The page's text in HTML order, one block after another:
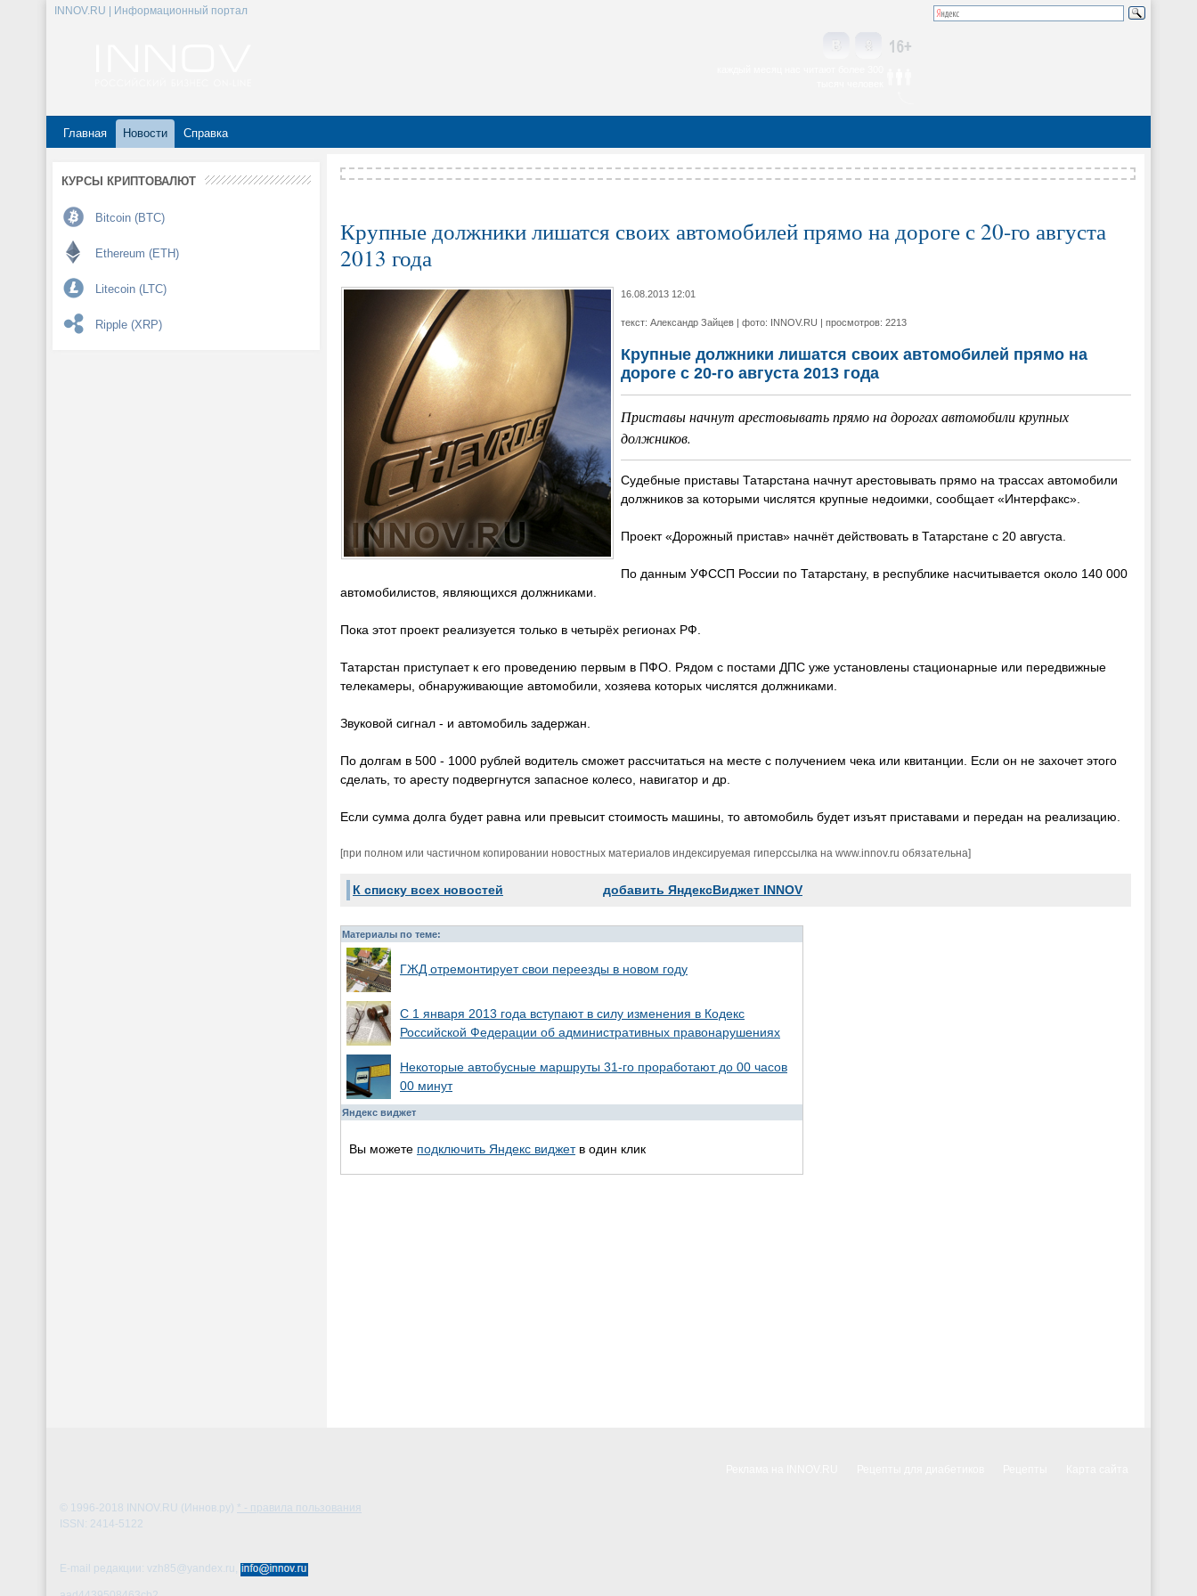
INNOV.RU | Информационный портал
Главная Новости Справка
КУРСЫ КРИПТОВАЛЮТ
Bitcoin (BTC)
Ethereum (ETH)
Litecoin (LTC)
Ripple (XRP)
Крупные должники лишатся своих автомобилей прямо на дороге с 20-го августа
2013 года
16.08.2013 12:01
текст: Александр Зайцев | фото: INNOV.RU | просмотров: 2213
Крупные должники лишатся своих автомобилей прямо на
дороге с 20-го августа 2013 года
Приставы начнут арестовывать прямо на дорогах автомобили крупных
должников.
Судебные приставы Татарстана начнут арестовывать прямо на трассах автомобили
должников за которыми числятся крупные недоимки, сообщает «Интерфакс».
Проект «Дорожный пристав» начнёт действовать в Татарстане с 20 августа.
По данным УФССП России по Татарстану, в республике насчитывается около 140 000
автомобилистов, являющихся должниками.
Пока этот проект реализуется только в четырёх регионах РФ.
Татарстан приступает к его проведению первым в ПФО. Рядом с постами ДПС уже установлены стационарные или передвижные
телекамеры, обнаруживающие автомобили, хозяева которых числятся должниками.
Звуковой сигнал - и автомобиль задержан.
По долгам в 500 - 1000 рублей водитель сможет рассчитаться на месте с получением чека или квитанции. Если он не захочет этого
сделать, то аресту подвергнутся запасное колесо, навигатор и др.
Если сумма долга будет равна или превысит стоимость машины, то автомобиль будет изъят приставами и передан на реализацию.
[при полном или частичном копировании новостных материалов индексируемая гиперссылка на www.innov.ru обязательна]
К списку всех новостей добавить ЯндексВиджет INNOV
Материалы по теме:
ГЖД отремонтирует свои переезды в новом году
С 1 января 2013 года вступают в силу изменения в Кодекс
Российской Федерации об административных правонарушениях
Некоторые автобусные маршруты 31-го проработают до 00 часов
00 минут
Яндекс виджет
Вы можете подключить Яндекс виджетв один клик
© 1996-2018 INNOV.RU (Иннов.ру) * - правила пользования
ISSN: 2414-5122
E-mail редакции: vzh85@yandex.ru,